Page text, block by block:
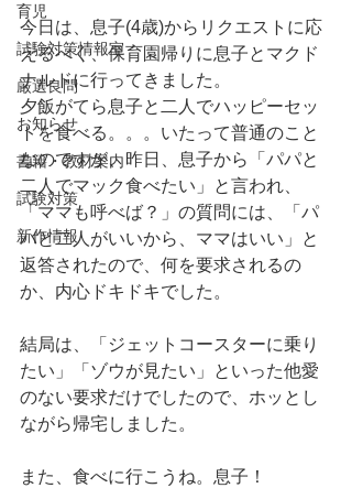
育児
試験対策情報室
厳選良問
お知らせ
書籍・教材案内
試験対策
新作情報
今日は、息子(4歳)からリクエストに応
えるべく、保育園帰りに息子とマクド
ナルドに行ってきました。
夕飯がてら息子と二人でハッピーセッ
トを食べる。。。いたって普通のこと
なのですが、昨日、息子から「パパと
二人でマック食べたい」と言われ、
「ママも呼べば？」の質問には、「パ
パと二人がいいから、ママはいい」と
返答されたので、何を要求されるの
か、内心ドキドキでした。
結局は、「ジェットコースターに乗り
たい」「ゾウが見たい」といった他愛
のない要求だけでしたので、ホッとし
ながら帰宅しました。
また、食べに行こうね。息子！